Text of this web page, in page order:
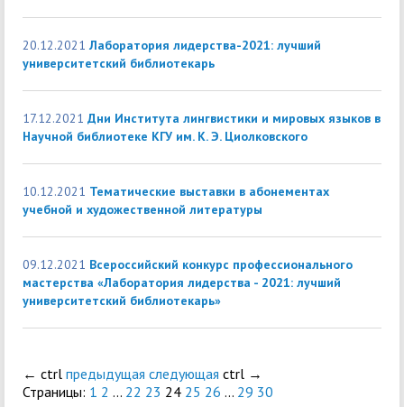
20.12.2021 Лаборатория лидерства-2021: лучший
университетский библиотекарь
17.12.2021 Дни Института лингвистики и мировых языков в
Научной библиотеке КГУ им. К. Э. Циолковского
10.12.2021 Тематические выставки в абонементах
учебной и художественной литературы
09.12.2021 Всероссийский конкурс профессионального
мастерства «Лаборатория лидерства - 2021: лучший
университетский библиотекарь»
← ctrl предыдущая следующая ctrl →
Страницы: 1 2 ... 22 23 24 25 26 ... 29 30